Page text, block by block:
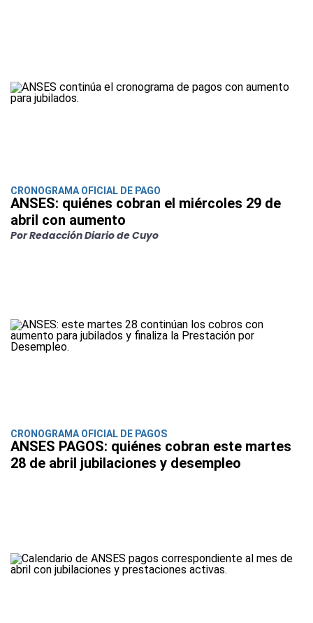
CRONOGRAMA OFICIAL DE PAGO
ANSES: quiénes cobran el miércoles 29 de
abril con aumento
Por Redacción Diario de Cuyo
CRONOGRAMA OFICIAL DE PAGOS
ANSES PAGOS: quiénes cobran este martes
28 de abril jubilaciones y desempleo